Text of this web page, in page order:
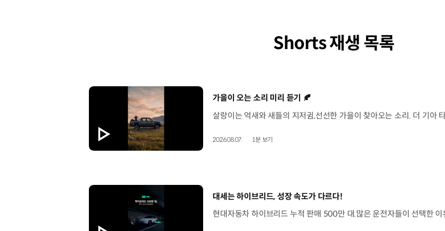
Shorts 재생 목록
[동영상]
가을이 오는 소리 미리 듣기 🍂
2026.08.07. 1분 보기
[동영상]
대세는 하이브리드, 성장 속도가 다르다!